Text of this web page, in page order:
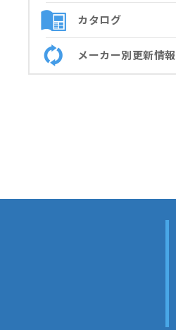
カタログ
メーカー別更新情報